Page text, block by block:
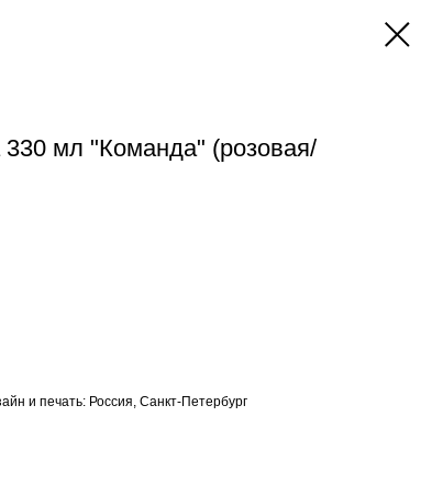
мл "Команда" (розовая/
и печать: Россия, Санкт-Петербург